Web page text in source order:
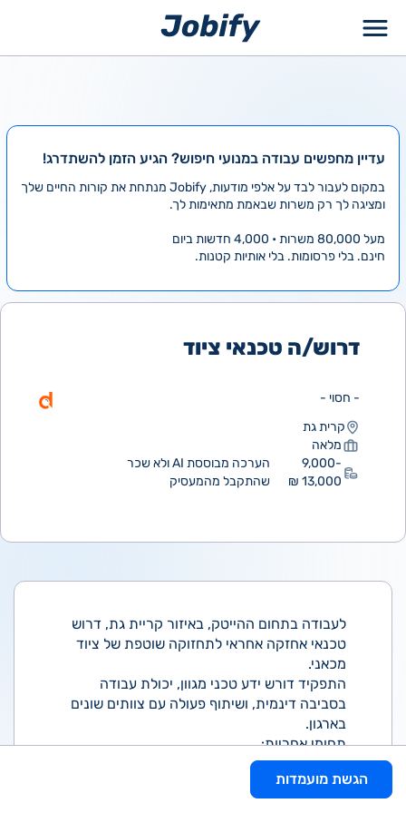
עדיין מחפשים עבודה במנועי חיפוש? הגיע הזמן להשתדרג!
במקום לעבור לבד על אלפי מודעות, Jobify מנתחת את קורות החיים שלך
ומציגה לך רק משרות שבאמת מתאימות לך.
מעל 80,000 משרות • 4,000 חדשות ביום
חינם. בלי פרסומות. בלי אותיות קטנות.
דרוש/ה טכנאי ציוד
- חסוי -
קרית גת
מלאה
9,000-
13,000 ₪
הערכה מבוססת AI ולא שכר
שהתקבל מהמעסיק
לעבודה בתחום ההייטק, באיזור קריית גת, דרוש
טכנאי אחזקה אחראי לתחזוקה שוטפת של ציוד
מכאני.
התפקיד דורש ידע טכני מגוון, יכולת עבודה
בסביבה דינמית, ושיתוף פעולה עם צוותים שונים
בארגון.
תחומי אחריות:
ביצוע תחזוקה מונעת ומתוכננת למכונות
(מערכות מולטידיסיפלינאריות), בהתאם לתוכניות
עבודה.
הגשת מועמדות